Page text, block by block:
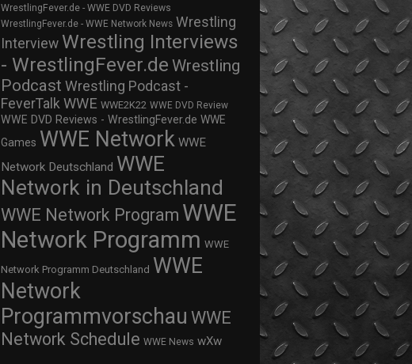
WrestlingFever.de - WWE DVD Reviews
WrestlingFever.de - WWE Network News Wrestling
Interview Wrestling Interviews
- WrestlingFever.de Wrestling
Podcast Wrestling Podcast -
FeverTalk WWE WWE2K22 WWE DVD Review
WWE DVD Reviews - WrestlingFever.de WWE
Games WWE Network WWE
Network Deutschland WWE
Network in Deutschland
WWE Network Program WWE
Network Programm WWE
Network Programm Deutschland WWE
Network
Programmvorschau WWE
Network Schedule WWE News wXw